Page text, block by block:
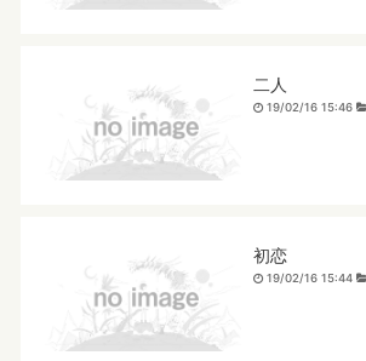
二人
19/02/16 15:46
初恋
19/02/16 15:44